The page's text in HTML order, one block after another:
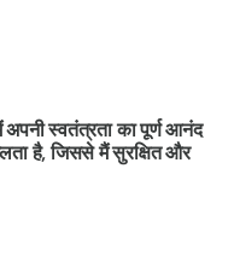
स्वतंत्रता का पूर्ण आनंद
है, जिससे मैं सुरक्षित और